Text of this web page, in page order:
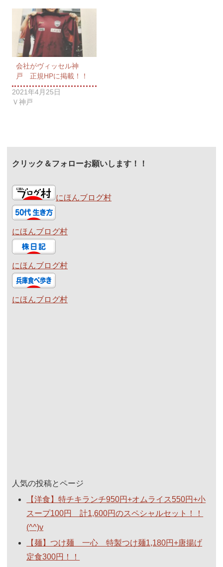
会社がヴィッセル神
戸 正規HPに掲載！！
2021年4月25日
Ｖ神戸
クリック＆フォローお願いします！！
にほんブログ村
にほんブログ村
にほんブログ村
にほんブログ村
人気の投稿とページ
【洋食】特チキランチ950円+オムライス550円+小
スープ100円 計1,600円のスペシャルセット！！
(^^)v
【麺】つけ麺 一心 特製つけ麺1,180円+唐揚げ
定食300円！！